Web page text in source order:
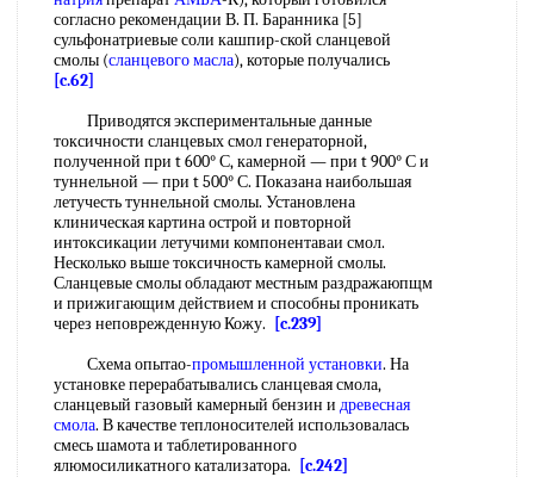
согласно рекомендации В. П. Баранника [5]
сульфонатриевые соли кашпир-ской сланцевой
смолы (сланцевого масла), которые получались
[c.62]
Приводятся экспериментальные данные
токсичности сланцевых смол генераторной,
полученной при t 600° С, камерной — при t 900° С и
туннельной — при t 500° С. Показана наибольшая
летучесть туннельной смолы. Установлена
клиническая картина острой и повторной
интоксикации летучими компонентаваи смол.
Несколько выше токсичность камерной смолы.
Сланцевые смолы обладают местным раздражаюпщм
и прижигающим действием и способны проникать
через неповрежденную Кожу.
[c.239]
Схема опытао-промышленной установки. На
установке перерабатывались сланцевая смола,
сланцевый газовый камерный бензин и древесная
смола. В качестве теплоносителей использовалась
смесь шамота и таблетированного
ялюмосиликатного катализатора.
[c.242]